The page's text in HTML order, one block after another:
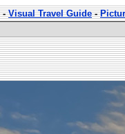
-Visual Travel Guide-